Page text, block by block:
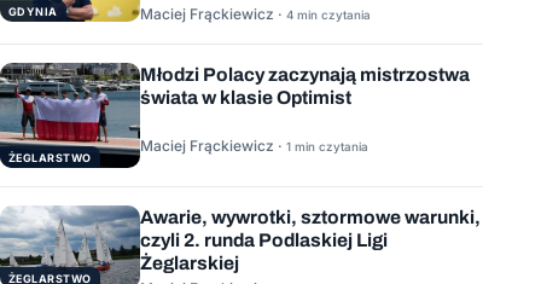
GDYNIA Maciej Frąckiewicz · 4 min czytania
ŻEGLARSTWO
Młodzi Polacy zaczynają mistrzostwa
świata w klasie Optimist
Maciej Frąckiewicz · 1 min czytania
ŻEGLARSTWO
Awarie, wywrotki, sztormowe warunki,
czyli 2. runda Podlaskiej Ligi
Żeglarskiej